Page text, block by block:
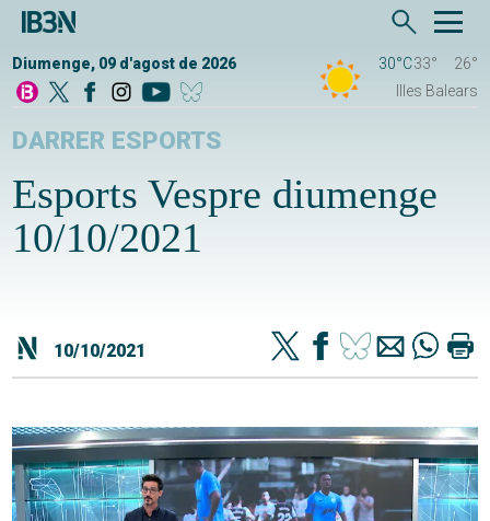
Diumenge, 09 d'agost de 2026 30°C33°
26°
Illes Balears
DARRER ESPORTS
Esports Vespre diumenge
10/10/2021
10/10/2021